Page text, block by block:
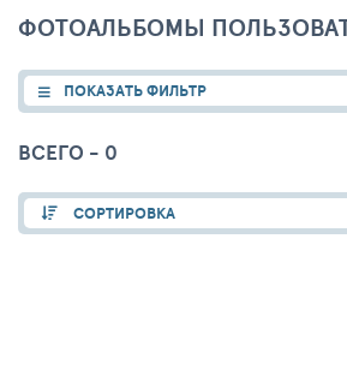
ФОТОАЛЬБОМЫ
ПОКАЗАТЬ ФИЛЬТР
ВСЕГО - 0
СОРТИРОВКА